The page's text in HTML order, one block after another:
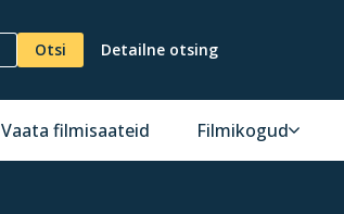
Otsi Detailne otsing
Vaata filmisaateid Filmikogud